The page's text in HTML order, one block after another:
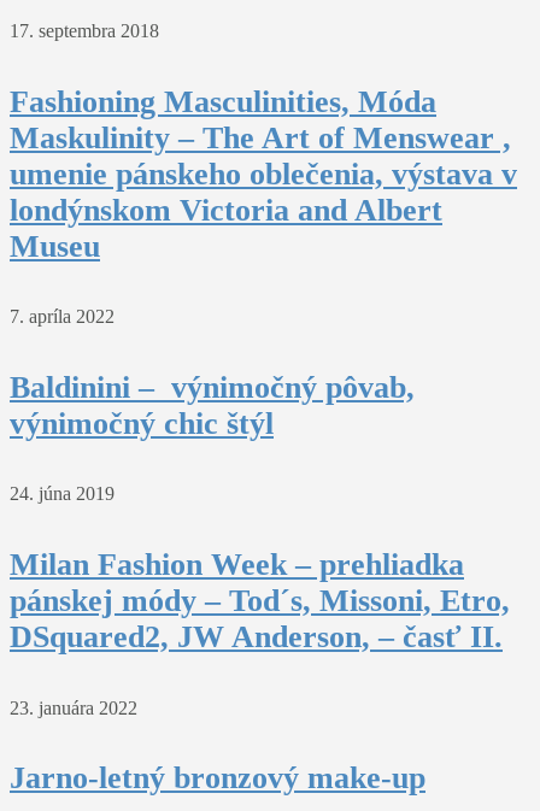
17. septembra 2018
Fashioning Masculinities, Móda
Maskulinity – The Art of Menswear ,
umenie pánskeho oblečenia, výstava v
londýnskom Victoria and Albert
Museu
7. apríla 2022
Baldinini – výnimočný pôvab,
výnimočný chic štýl
24. júna 2019
Milan Fashion Week – prehliadka
pánskej módy – Tod´s, Missoni, Etro,
DSquared2, JW Anderson, – časť II.
23. januára 2022
Jarno-letný bronzový make-up